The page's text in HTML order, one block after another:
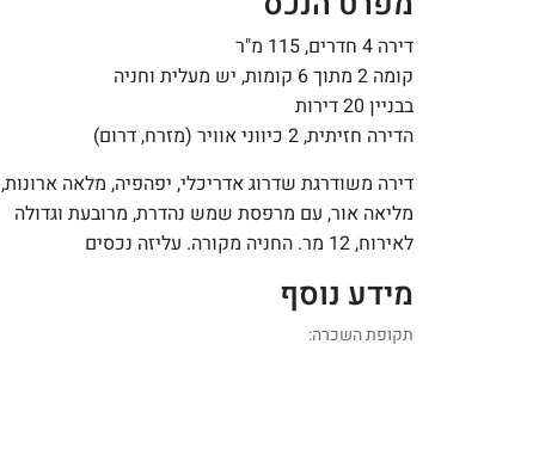
דירה 4 חדרים, 115 מ"ר
קומה 2 מתוך 6 קומות, יש מעלית וחניה
בבניין 20 דירות
הדירה חזיתית, 2 כיווני אוויר (מזרח, דרום)
דירה משודרגת שדרוג אדריכלי, יפהפיה, מלאה ארונות,
מליאה אור, עם מרפסת שמש נהדרת, מרובעת וגדולה
לאירוח, 12 מר. החניה מקורה. עליזה נכסים
מידע נוסף
תקופת השכרה: